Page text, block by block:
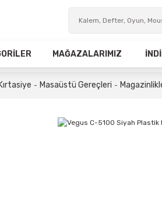
MAĞAZALARIMIZ
Masaüstü Gereçleri